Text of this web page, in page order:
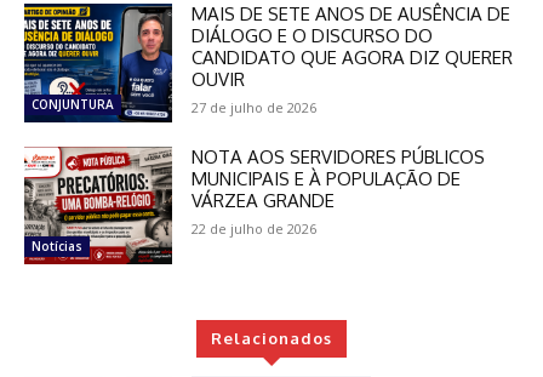
CONJUNTURA
MAIS DE SETE ANOS DE AUSÊNCIA DE
DIÁLOGO E O DISCURSO DO
CANDIDATO QUE AGORA DIZ QUERER
OUVIR
27 de julho de 2026
Notícias
NOTA AOS SERVIDORES PÚBLICOS
MUNICIPAIS E À POPULAÇÃO DE
VÁRZEA GRANDE
22 de julho de 2026
Relacionados